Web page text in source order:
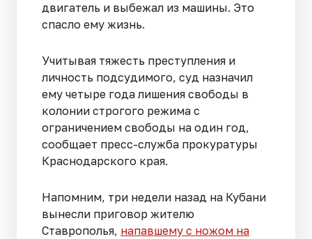
двигатель и выбежал из машины. Это
спасло ему жизнь.
Учитывая тяжесть преступления и
личность подсудимого, суд назначил
ему четыре года лишения свободы в
колонии строгого режима с
ограничением свободы на один год,
сообщает пресс-служба прокуратуры
Краснодарского края.
Напомним, три недели назад на Кубани
вынесли приговор жителю
Ставрополья, напавшему с ножом на